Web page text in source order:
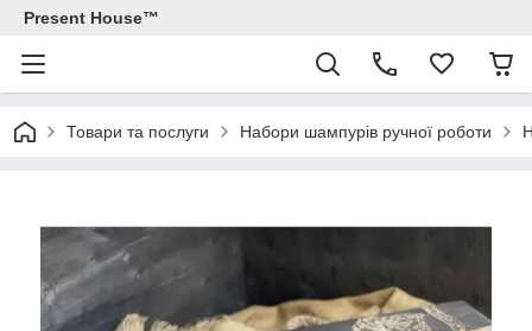
Present House™
Товари та послуги Набори шампурів ручної роботи